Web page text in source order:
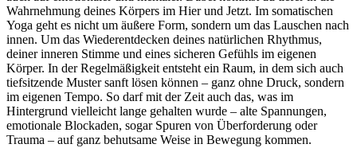
Wahrnehmung deines Körpers im Hier und Jetzt. Im somatischen
Yoga geht es nicht um äußere Form, sondern um das Lauschen nach
innen. Um das Wiederentdecken deines natürlichen Rhythmus,
deiner inneren Stimme und eines sicheren Gefühls im eigenen
Körper. In der Regelmäßigkeit entsteht ein Raum, in dem sich auch
tiefsitzende Muster sanft lösen können – ganz ohne Druck, sondern
im eigenen Tempo. So darf mit der Zeit auch das, was im
Hintergrund vielleicht lange gehalten wurde – alte Spannungen,
emotionale Blockaden, sogar Spuren von Überforderung oder
Trauma – auf ganz behutsame Weise in Bewegung kommen.